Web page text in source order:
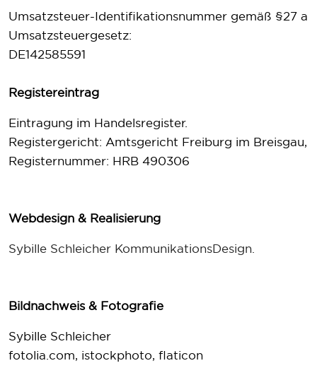
Umsatzsteuer-Identifikationsnummer gemäß §27 a
Umsatzsteuergesetz:
DE142585591
Registereintrag
Eintragung im Handelsregister.
Registergericht: Amtsgericht Freiburg im Breisgau,
Registernummer: HRB 490306
Webdesign & Realisierung
Sybille Schleicher KommunikationsDesign.
Bildnachweis & Fotografie
Sybille Schleicher
fotolia.com, istockphoto, flaticon